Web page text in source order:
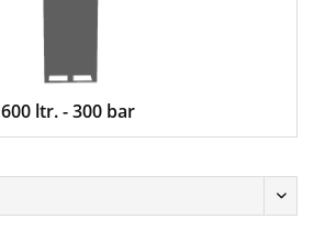
600 ltr. - 300 bar